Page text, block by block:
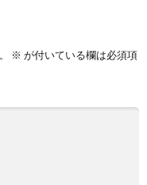
※ が付いている欄は必須項